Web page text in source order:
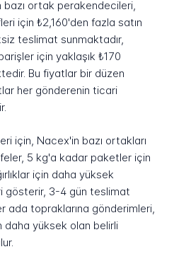
ortak perakendecileri,
için ₺2,160'den fazla satın
teslimat sunmaktadır,
için yaklaşık ₺170
Bu fiyatlar bir düzen
her gönderenin ticari
için, Nacex'in bazı ortakları
5 kg'a kadar paketler için
için daha yüksek
gösterir, 3-4 gün teslimat
ada topraklarına gönderimleri,
daha yüksek olan belirli